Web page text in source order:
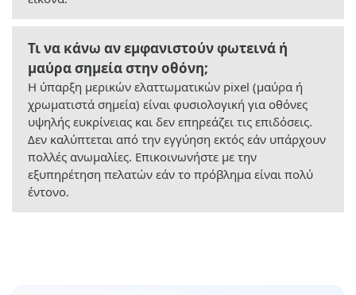
Τι να κάνω αν εμφανιστούν φωτεινά ή
μαύρα σημεία στην οθόνη;
Η ύπαρξη μερικών ελαττωματικών pixel (μαύρα ή
χρωματιστά σημεία) είναι φυσιολογική για οθόνες
υψηλής ευκρίνειας και δεν επηρεάζει τις επιδόσεις.
Δεν καλύπτεται από την εγγύηση εκτός εάν υπάρχουν
πολλές ανωμαλίες. Επικοινωνήστε με την
εξυπηρέτηση πελατών εάν το πρόβλημα είναι πολύ
έντονο.